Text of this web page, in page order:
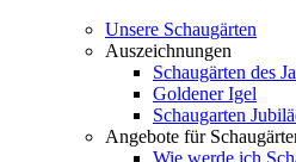
Unsere Schaugärten
Auszeichnungen
Schaugärten des
Goldener Igel
Schaugarten
Angebote für
Wie werde ich